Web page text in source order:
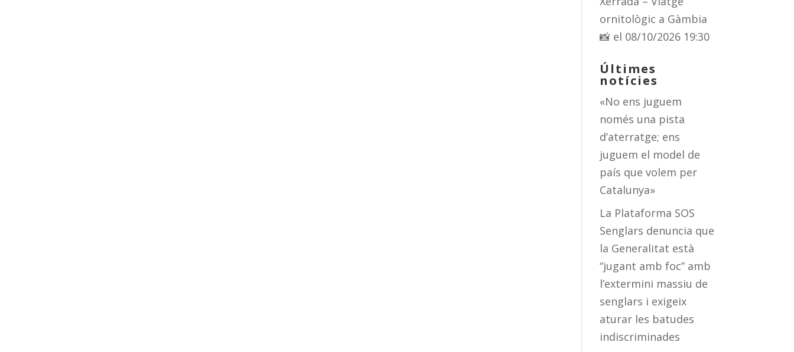
ornitològic a Gàmbia
📸 el 08/10/2026 19:30
Últimes
notícies
«No ens juguem
només una pista
d’aterratge; ens
juguem el model de
país que volem per
Catalunya»
La Plataforma SOS
Senglars denuncia que
la Generalitat està
“jugant amb foc” amb
l’extermini massiu de
senglars i exigeix
aturar les batudes
indiscriminades